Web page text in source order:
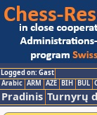
Logged on: Gast
Arabic ARM AZE BIH BUL
Pradinis Turnyrų